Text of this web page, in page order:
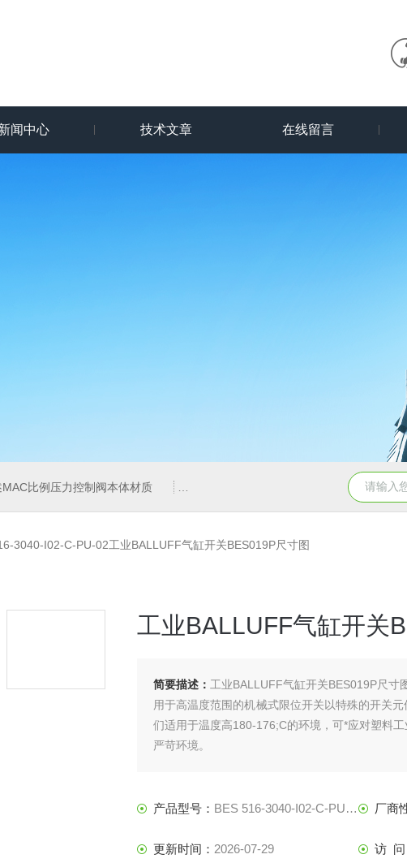
闻中心 技术文章 在线留言
比例压力控制阀本体材质 6ES7331-7KF02-0AB0SIEMENS输入模
3040-I02-C-PU-02工业BALLUFF气缸开关BES019P尺寸图
工业BALLUFF气缸开关
简要描述： 工业BALLUFF气缸开关BES019P尺寸
用于高温度范围的机械式限位开关以特殊的开关
们适用于温度高180-176;C的环境，可*应对塑料
严苛环境。
产品型号： BES 516-3040-I02-C-PU-02 厂商
更新时间： 2026-07-29 访 问